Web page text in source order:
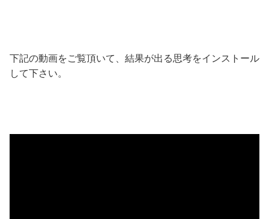
下記の動画をご覧頂いて、結果が出る思考をインストール
して下さい。